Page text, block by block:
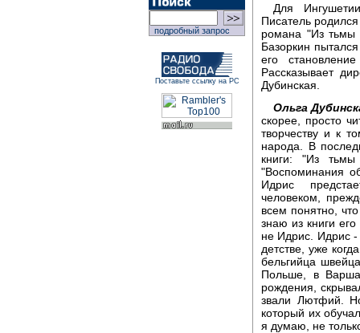
подробный запрос
Поставьте ссылку на РС
Для
Писатель
романа "Из тьмы
Базоркин
его
Рассказывает
Дубинская.
Ольга
скорее, просто
творчеству и к
народа. В
книги: "Из
"Воспоминания
Идрис
человеком,
всем понятно,
знаю из книги
не Идрис. Идрис
детстве, уже
бельгийца
Польше, в
рождения,
звали Лютфий.
который их
я думаю, не